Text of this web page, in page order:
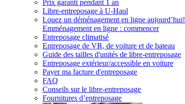
Prix garanti pendant 1 an
Libre-entreposage à U-Haul
Louez un déménagement en ligne aujourd’hui!
Emménagement en ligne : commencer
Entreposage climatisé
Entreposage de VR, de voiture et de bateau
Guide des tailles d'unités de libre-entreposage
Entreposage extérieur/accessible en voiture
Payer ma facture d'entreposage
FAQ
Conseils sur le libre-entreposage
Fournitures d’entreposage